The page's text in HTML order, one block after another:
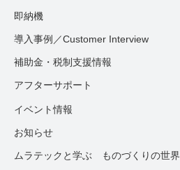
即納機
導入事例／Customer Interview
補助金・税制支援情報
アフターサポート
イベント情報
お知らせ
ムラテックと学ぶ ものづくりの世界